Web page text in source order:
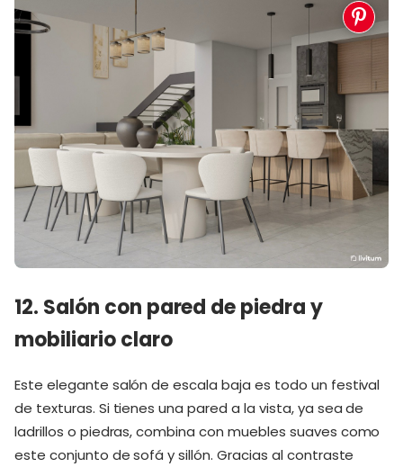
12. Salón con pared de piedra y
mobiliario claro
Este elegante salón de escala baja es todo un festival
de texturas. Si tienes una pared a la vista, ya sea de
ladrillos o piedras, combina con muebles suaves como
este conjunto de sofá y sillón. Gracias al contraste